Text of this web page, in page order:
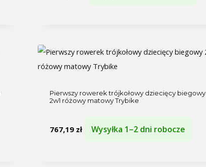
Pierwszy rowerek trójkołowy dziecięcy biegowy
2w1 różowy matowy Trybike
767,19 zł Wysyłka 1–2 dni robocze